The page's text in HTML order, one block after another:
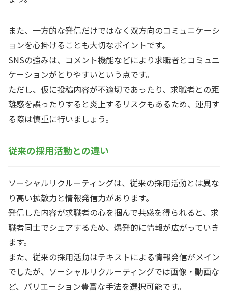
また、一方的な発信だけではなく双方向のコミュニケーシ
ョンを心掛けることも大切なポイントです。
SNSの強みは、コメント機能などにより求職者とコミュニ
ケーションがとりやすいという点です。
ただし、仮に投稿内容が不適切であったり、求職者との距
離感を誤ったりすると炎上するリスクもあるため、運用す
る際は慎重に行いましょう。
従来の採用活動との違い
ソーシャルリクルーティングは、従来の採用活動とは異な
り高い拡散力と情報発信力があります。
発信した内容が求職者の心を掴んで共感を得られると、求
職者同士でシェアするため、爆発的に情報が広がっていき
ます。
また、従来の採用活動はテキストによる情報発信がメイン
でしたが、ソーシャルリクルーティングでは画像・動画な
ど、バリエーション豊富な手法を選択可能です。